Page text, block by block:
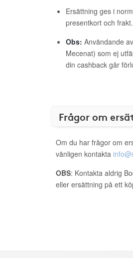
Ersättning ges i
presentkort och frakt.
Obs: Användande
Mecenat) som ej
din cashback går
Frågor om
Om du har frågor om
vänligen kontakta
OBS: Kontakta aldrig
eller ersättning på ett